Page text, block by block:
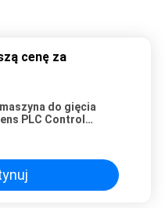
cenę za
do gięcia
PLC Control